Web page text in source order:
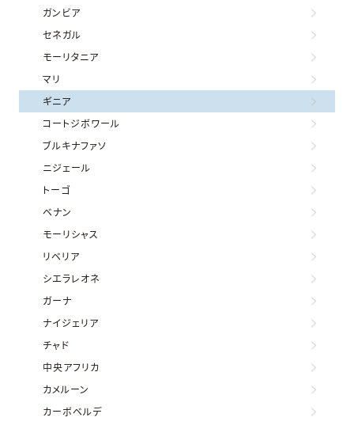
ガンビア
セネガル
モーリタニア
マリ
ギニア
コートジボワール
ブルキナファソ
ニジェール
トーゴ
ベナン
モーリシャス
リベリア
シエラレオネ
ガーナ
ナイジェリア
チャド
中央アフリカ
カメルーン
カーボベルデ